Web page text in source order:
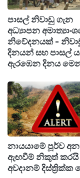
එමෙන්ම
යුදමය තත්ත්වය
අර්බුදය හමුවේ
අරමුණු කරගනිමින්
භාණ්ඩවල මිල
පාසල් නිවාඩු ගැන
අධ්‍යාපන
නිවේදනයක් -
දිනයන් සහ පාසල්
ඇරඹෙන දිනය
නායයාමේ පූර්ව
ඇඟවීම් නිකුත් කරයි
අවදානම් දිස්ත්‍රික්ක